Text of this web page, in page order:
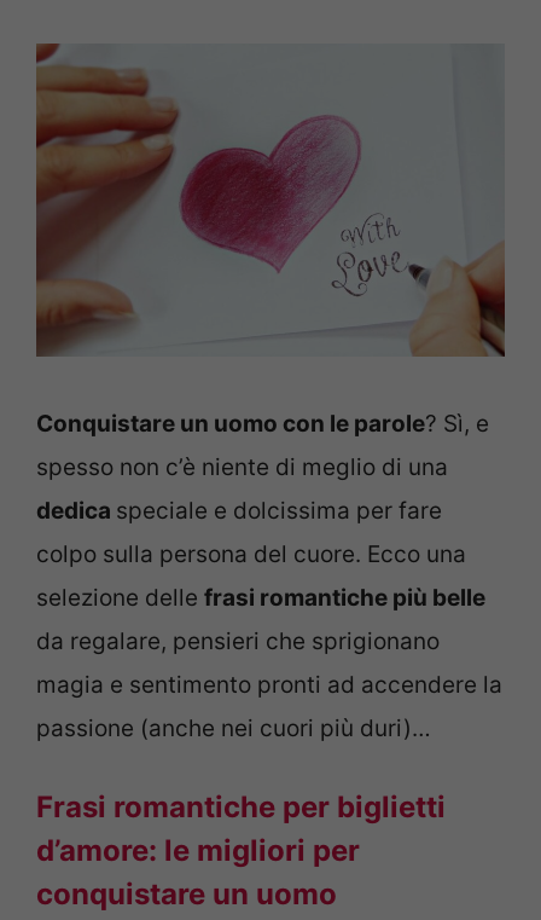
Conquistare un uomo con le parole? Sì, e
spesso non c’è niente di meglio di una
dedica speciale e dolcissima per fare
colpo sulla persona del cuore. Ecco una
selezione delle frasi romantiche più belle
da regalare, pensieri che sprigionano
magia e sentimento pronti ad accendere la
passione (anche nei cuori più duri)…
Frasi romantiche per biglietti
d’amore: le migliori per
conquistare un uomo